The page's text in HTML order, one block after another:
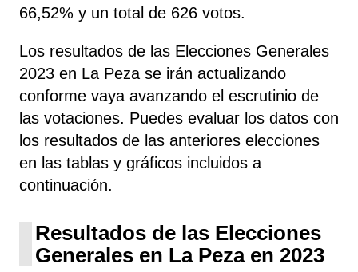
66,52% y un total de 626 votos.
Los resultados de las Elecciones Generales
2023 en La Peza se irán actualizando
conforme vaya avanzando el escrutinio de
las votaciones. Puedes evaluar los datos con
los resultados de las anteriores elecciones
en las tablas y gráficos incluidos a
continuación.
Resultados de las Elecciones
Generales en La Peza en 2023